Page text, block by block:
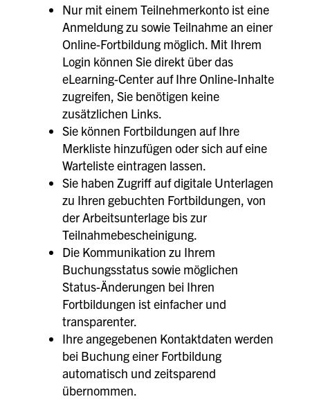
Nur mit einem Teilnehmerkonto ist eine
Anmeldung zu sowie Teilnahme an einer
Online-Fortbildung möglich. Mit Ihrem
Login können Sie direkt über das
eLearning-Center auf Ihre Online-Inhalte
zugreifen, Sie benötigen keine
zusätzlichen Links.
Sie können Fortbildungen auf Ihre
Merkliste hinzufügen oder sich auf eine
Warteliste eintragen lassen.
Sie haben Zugriff auf digitale Unterlagen
zu Ihren gebuchten Fortbildungen, von
der Arbeitsunterlage bis zur
Teilnahmebescheinigung.
Die Kommunikation zu Ihrem
Buchungsstatus sowie möglichen
Status-Änderungen bei Ihren
Fortbildungen ist einfacher und
transparenter.
Ihre angegebenen Kontaktdaten werden
bei Buchung einer Fortbildung
automatisch und zeitsparend
übernommen.